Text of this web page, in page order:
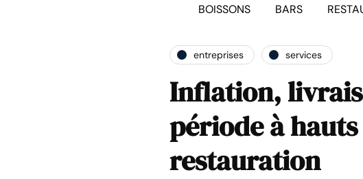
BOISSONS BARS
entreprises services
Inflation,
période à
restauration